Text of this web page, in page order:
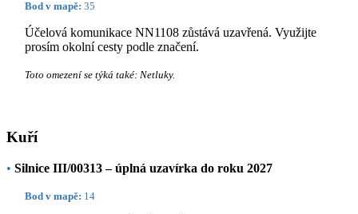
Bod v mapě: 35
Účelová komunikace NN1108 zůstává uzavřená. Využijte
prosím okolní cesty podle značení.
Toto omezení se týká také: Netluky.
Kuří
• Silnice III/00313 – úplná uzavírka do roku 2027
Bod v mapě: 14